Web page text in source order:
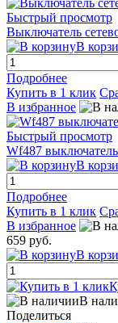
Быстрый просмотр
Выключатель
В
Подробнее
Купить в 1 клик
В избранное
Быстрый просмотр
Wf487
В
Подробнее
Купить в 1 клик
В избранное
659 руб.
В
В
Поделиться